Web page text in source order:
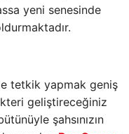
yeni senesinde
tetkik yapmak geniş
geliştireceğiniz
şahsınızın